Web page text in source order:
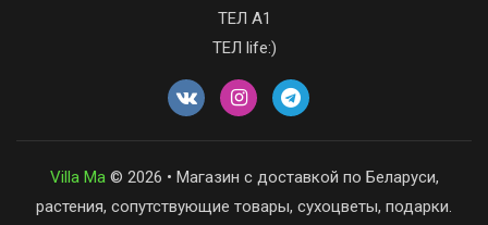
ТЕЛ А1
ТЕЛ life:)
Villa Ma© 2026 • Магазин с доставкой по Беларуси,
растения, сопутствующие товары, сухоцветы, подарки.